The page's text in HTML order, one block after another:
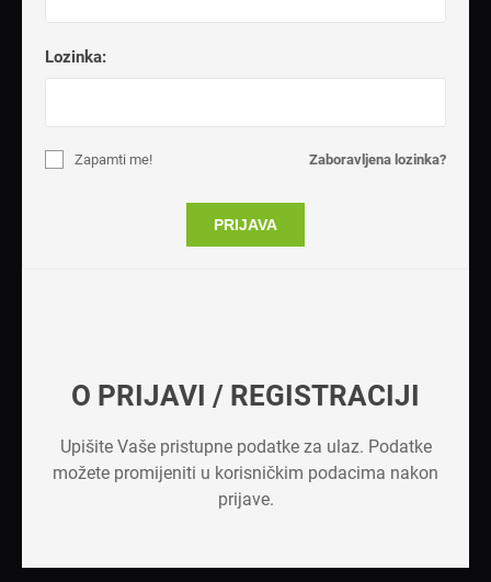
Lozinka:
Zaboravljena lozinka?
Zapamti me!
PRIJAVA
O PRIJAVI / REGISTRACIJI
Upišite Vaše pristupne podatke za ulaz. Podatke
možete promijeniti u korisničkim podacima nakon
prijave.